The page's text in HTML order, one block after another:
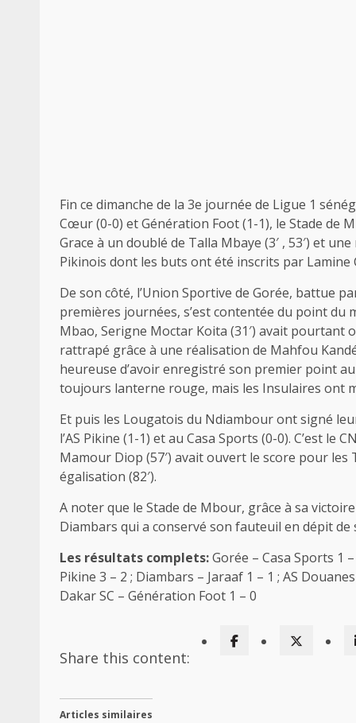
Fin ce dimanche de la 3e journée de Ligue 1
Cœur (0-0) et Génération Foot (1-1), le Stade de
Grace à un doublé de Talla Mbaye (3′ , 53′) et
Pikinois dont les buts ont été inscrits par Lamine
De son côté, l’Union Sportive de Gorée, battue
premières journées, s’est contentée du point du
Mbao, Serigne Moctar Koita (31′) avait pourtant
rattrapé grâce à une réalisation de Mahfou Kandé
heureuse d’avoir enregistré son premier point
toujours lanterne rouge, mais les Insulaires ont
Et puis les Lougatois du Ndiambour ont signé
l’AS Pikine (1-1) et au Casa Sports (0-0). C’est le
Mamour Diop (57′) avait ouvert le score pour les
égalisation (82′).
A noter que le Stade de Mbour, grâce à sa
Diambars qui a conservé son fauteuil en dépit de
Les résultats complets:Gorée – Casa Sports 1
Pikine 3 – 2 ; Diambars – Jaraaf 1 – 1 ; AS
Dakar SC – Génération Foot 1 – 0
Share this content:
Articles similaires